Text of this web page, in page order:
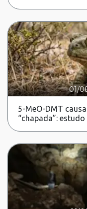
01/
5-MeO-DMT
“chapada”: